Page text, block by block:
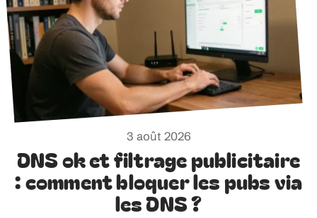
3 août 2026
DNS ok et filtrage publicitaire
: comment bloquer les pubs via
les DNS ?